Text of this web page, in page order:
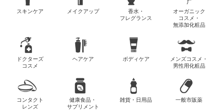
スキンケア メイクアップ
香水・
フレグランス
オーガニック
コスメ・
無添加化粧品
ドクターズ
コスメ
ヘアケア ボディケア
メンズコスメ・
男性用化粧品
コンタクト
レンズ
健康食品・
サプリメント
雑貨・日用品 一般市販薬